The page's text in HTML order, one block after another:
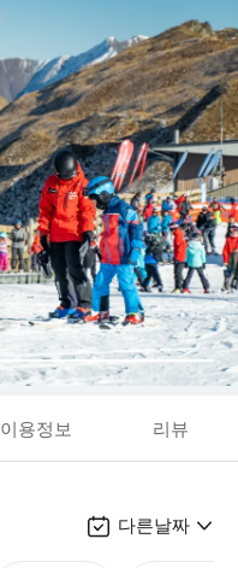
이용정보 리뷰
다른날짜